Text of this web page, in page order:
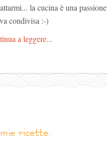
la cucina è una passione
condivisa :-)
a leggere...
ricette: